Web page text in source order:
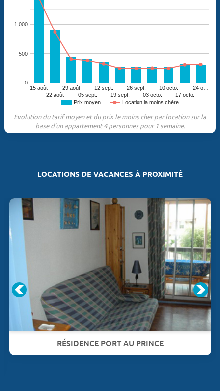
Prix moyen Location la moins chère
15 août
22 août
29 août
05 sept.
12 sept.
19 sept.
26 sept.
03 octo.
10 octo.
17 octo.
24 o…
0
500
1,000
Evolution du tarif moyen et du prix le moins cher par location sur la
base d'un appartement 4 personnes pour 1 semaine.
LOCATIONS DE VACANCES À PROXIMITÉ
RÉSIDENCE PORT AU PRINCE